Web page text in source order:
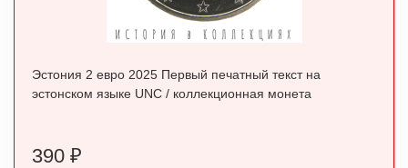
Эстония 2 евро 2025 Первый печатный текст на
эстонском языке UNC / коллекционная монета
390 ₽